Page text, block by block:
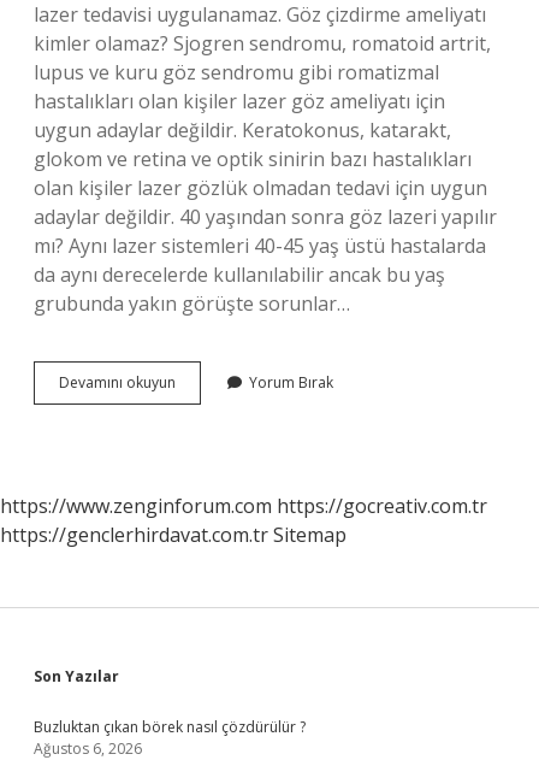
lazer tedavisi uygulanamaz. Göz çizdirme ameliyatı
kimler olamaz? Sjogren sendromu, romatoid artrit,
lupus ve kuru göz sendromu gibi romatizmal
hastalıkları olan kişiler lazer göz ameliyatı için
uygun adaylar değildir. Keratokonus, katarakt,
glokom ve retina ve optik sinirin bazı hastalıkları
olan kişiler lazer gözlük olmadan tedavi için uygun
adaylar değildir. 40 yaşından sonra göz lazeri yapılır
mı? Aynı lazer sistemleri 40-45 yaş üstü hastalarda
da aynı derecelerde kullanılabilir ancak bu yaş
grubunda yakın görüşte sorunlar…
Devamını okuyun
Çizdirme
Yorum Bırak
https://www.zenginforum.com https://gocreativ.com.tr
https://genclerhirdavat.com.trSitemap
Sidebar
Son Yazılar
Buzluktan çıkan börek nasıl çözdürülür ?
Ağustos 6, 2026